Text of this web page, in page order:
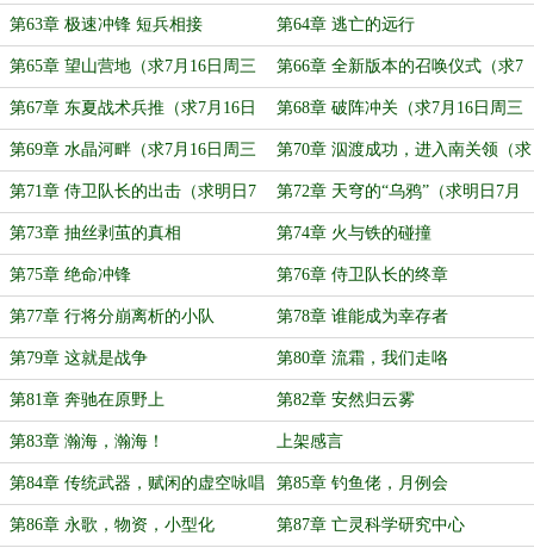
第63章 极速冲锋 短兵相接 第64章 逃亡的远行
第65章 望山营地（求7月16日周三
追读）
第66章 全新版本的召唤仪式（求7
月16日周三追读）
第67章 东夏战术兵推（求7月16日
周三追读）
第68章 破阵冲关（求7月16日周三
追读）
第69章 水晶河畔（求7月16日周三
追读）
第70章 泅渡成功，进入南关领（求
7月16日周三追读）
第71章 侍卫队长的出击（求明日7
月16日周三追读）
第72章 天穹的“乌鸦”（求明日7月
16日周三追读）
第73章 抽丝剥茧的真相 第74章 火与铁的碰撞
第75章 绝命冲锋 第76章 侍卫队长的终章
第77章 行将分崩离析的小队 第78章 谁能成为幸存者
第79章 这就是战争 第80章 流霜，我们走咯
第81章 奔驰在原野上 第82章 安然归云雾
第83章 瀚海，瀚海！ 上架感言
第84章 传统武器，赋闲的虚空咏唱 第85章 钓鱼佬，月例会
第86章 永歌，物资，小型化 第87章 亡灵科学研究中心